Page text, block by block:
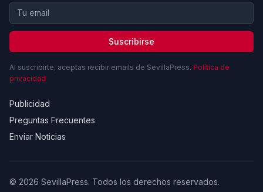
Suscribirse
Al suscribirte, aceptas recibir emails de SevillaPress. Política de
privacidad
Publicidad
Preguntas Frecuentes
Enviar Noticias
© 2026 SevillaPress. Todos los derechos reservados.